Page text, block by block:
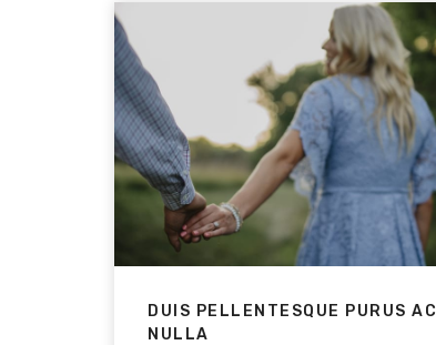
DUIS PELLENTESQUE PURUS AC
NULLA